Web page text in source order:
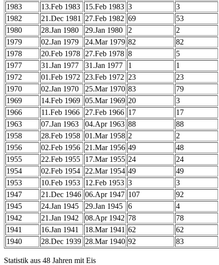
1983
13.Feb 1983 15.Feb 1983 3
3
1982
21.Dec 1981 27.Feb 1982 69
53
1980
28.Jan 1980 29.Jan 1980 2
2
1979
02.Jan 1979 24.Mar 1979 82
82
1978
20.Feb 1978 27.Feb 1978 8
5
1977
31.Jan 1977 31.Jan 1977 1
1
1972
01.Feb 1972 23.Feb 1972 23
23
1970
02.Jan 1970 25.Mar 1970 83
79
1969
14.Feb 1969 05.Mar 1969 20
3
1966
11.Feb 1966 27.Feb 1966 17
17
1963
07.Jan 1963 04.Apr 1963 88
88
1958
28.Feb 1958 01.Mar 1958 2
2
1956
02.Feb 1956 21.Mar 1956 49
48
1955
22.Feb 1955 17.Mar 1955 24
24
1954
02.Feb 1954 22.Mar 1954 49
49
1953
10.Feb 1953 12.Feb 1953 3
3
1947
21.Dec 1946 06.Apr 1947 107
92
1945
24.Jan 1945 29.Jan 1945 6
4
1942
21.Jan 1942 08.Apr 1942 78
78
1941
16.Jan 1941 18.Mar 1941 62
62
1940
28.Dec 1939 28.Mar 1940 92 83
Statistik aus 48 Jahren mit Eis